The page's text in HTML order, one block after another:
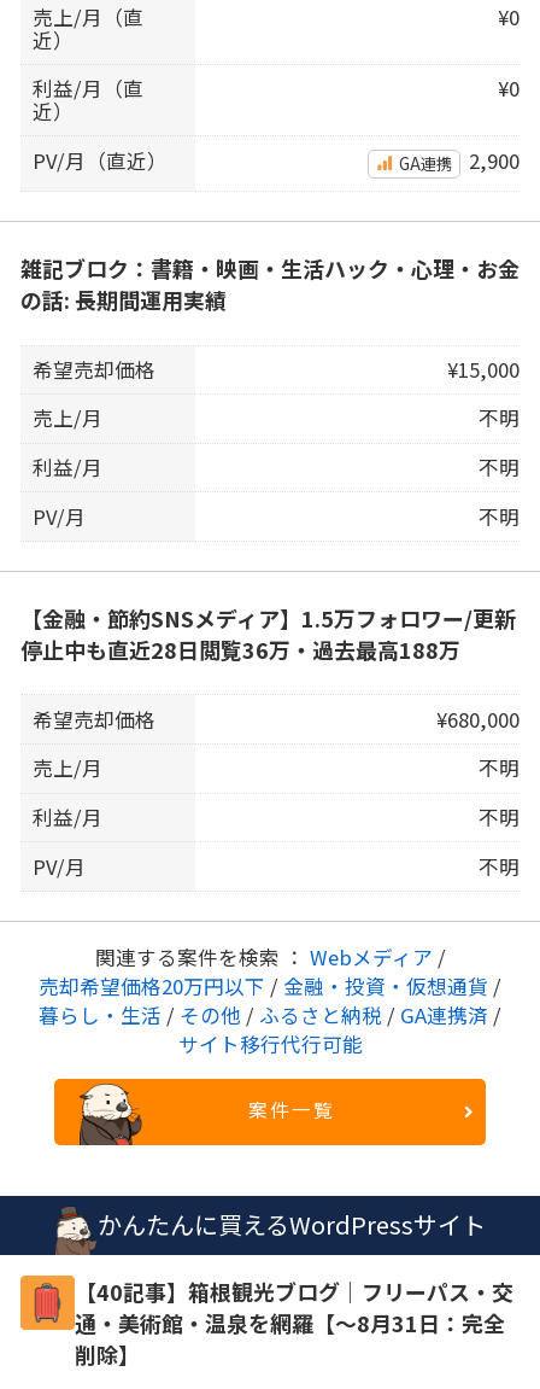
売上/月（直
近）
¥0
利益/月（直
近）
¥0
PV/月（直近） GA連携 2,900
雑記ブロク：書籍・映画・生活ハック・心理・お金
の話: 長期間運用実績
希望売却価格
¥15,000
売上/月
不明
利益/月
不明
PV/月
不明
【金融・節約SNSメディア】1.5万フォロワー/更新
停止中も直近28日閲覧36万・過去最高188万
希望売却価格
¥680,000
売上/月
不明
利益/月
不明
PV/月
不明
関連する案件を検索 ： Webメディア /
売却希望価格20万円以下 / 金融・投資・仮想通貨 /
暮らし・生活 / その他 / ふるさと納税 / GA連携済 /
サイト移行代行可能
案件一覧
かんたんに買えるWordPressサイト
【40記事】箱根観光ブログ｜フリーパス・交
通・美術館・温泉を網羅【～8月31日：完全
削除】